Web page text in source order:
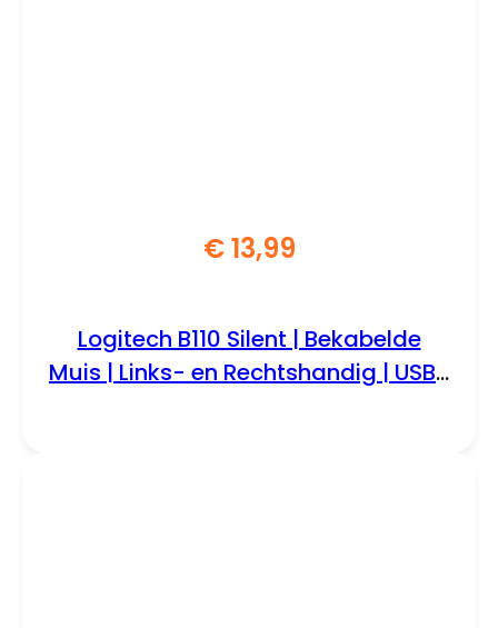
€13,99
Logitech B110 Silent | Bekabelde
Muis | Links- en Rechtshandig | USB-